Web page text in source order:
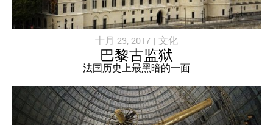
十月 23, 2017 | 文化
巴黎古监狱
法国历史上最黑暗的一面